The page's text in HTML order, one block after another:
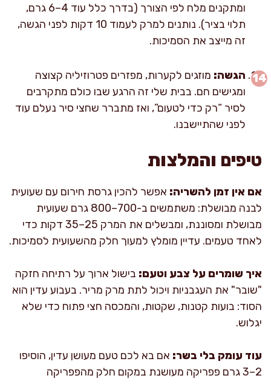
ומתקנים מלח לפי הצורך (בדרך כלל עוד 4–6 גרם,
תלוי בציר). נותנים למרק לעמוד 10 דקות לפני הגשה,
זה מייצב את הסמיכות.
הגשה: מוזגים לקערות, מפזרים פטרוזיליה קצוצה
ומגישים חם. בבית שלי זה הרגע שבו כולם מתקרבים
לסיר “רק כדי לטעום”, ואז מתברר שחצי סיר נעלם עוד
לפני שהתיישבנו.
טיפים והמלצות
אם אין זמן להשריה: אפשר להכין גרסת חירום עם שעועית
לבנה מבושלת: משתמשים ב-700–800 גרם שעועית
מבושלת ומסוננת, ומבשלים את המרק 25–35 דקות כדי
לאחד טעמים. עדיין מומלץ למעוך חלק מהשעועית לסמיכות.
איך שומרים על צבע וטעם: בישול ארוך על רתיחה חזקה
"שובר" את העגבניות ויכול לתת מרק מריר. בעבוע עדין הוא
הסוד: בועות קטנות, שקטות, והמכסה חצי פתוח כדי שלא
יגלוש.
עוד עומק בלי בשר: אם בא לכם טעם מעושן עדין, הוסיפו
2–3 גרם פפריקה מעושנת במקום חלק מהפפריקה